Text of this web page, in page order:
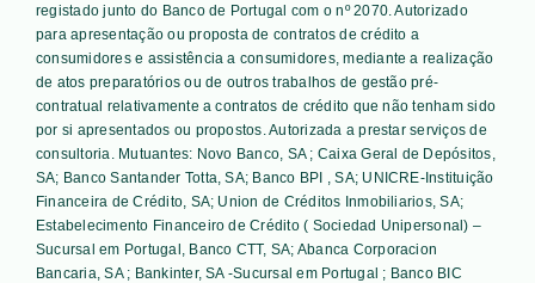
registado junto do Banco de Portugal com o nº 2070. Autorizado
para apresentação ou proposta de contratos de crédito a
consumidores e assistência a consumidores, mediante a realização
de atos preparatórios ou de outros trabalhos de gestão pré-
contratual relativamente a contratos de crédito que não tenham sido
por si apresentados ou propostos. Autorizada a prestar serviços de
consultoria. Mutuantes: Novo Banco, SA ; Caixa Geral de Depósitos,
SA; Banco Santander Totta, SA; Banco BPI , SA; UNICRE-Instituição
Financeira de Crédito, SA; Union de Créditos Inmobiliarios, SA;
Estabelecimento Financeiro de Crédito ( Sociedad Unipersonal) –
Sucursal em Portugal, Banco CTT, SA; Abanca Corporacion
Bancaria, SA ; Bankinter, SA -Sucursal em Portugal ; Banco BIC